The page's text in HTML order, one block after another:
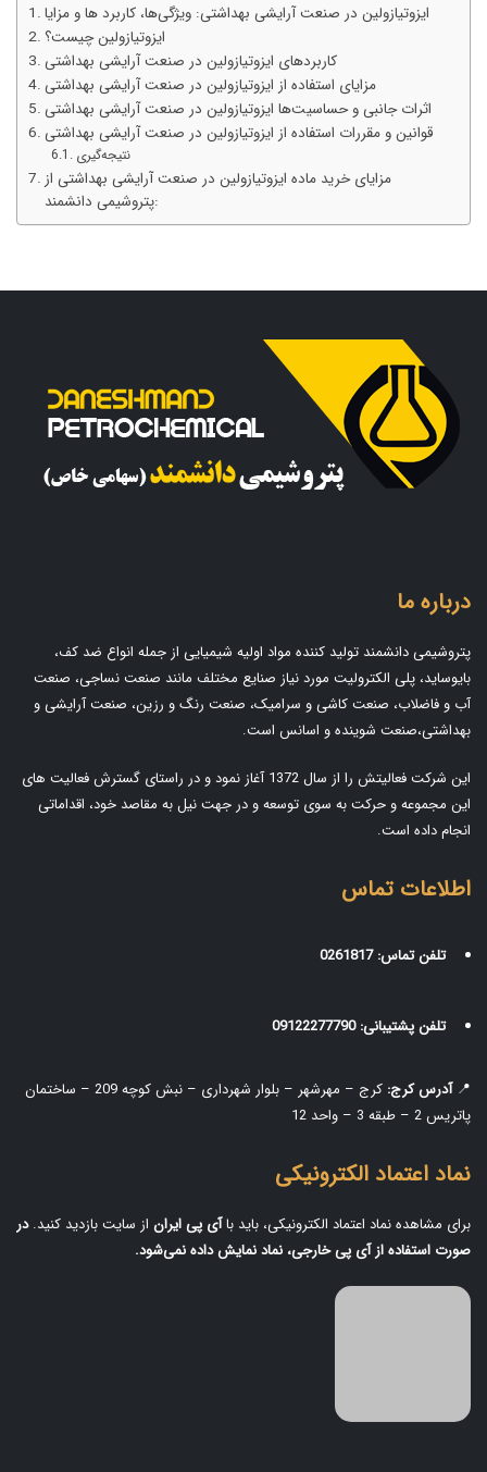
ایزوتیازولین در صنعت آرایشی بهداشتی: ویژگی‌ها، کاربرد ها و مزایا
ایزوتیازولین چیست؟
کاربردهای ایزوتیازولین در صنعت آرایشی بهداشتی
مزایای استفاده از ایزوتیازولین در صنعت آرایشی بهداشتی
اثرات جانبی و حساسیت‌ها ایزوتیازولین در صنعت آرایشی بهداشتی
قوانین و مقررات استفاده از ایزوتیازولین در صنعت آرایشی بهداشتی
نتیجه‌گیری
مزایای خرید ماده ایزوتیازولین در صنعت آرایشی بهداشتی از
پتروشیمی دانشمند:
درباره ما
پتروشیمی دانشمند تولید کننده مواد اولیه شیمیایی از جمله انواع ضد کف،
بایوساید، پلی الکترولیت مورد نیاز صنایع مختلف مانند صنعت نساجی، صنعت
آب و فاضلاب، صنعت کاشی و سرامیک، صنعت رنگ و رزین، صنعت آرایشی و
بهداشتی،صنعت شوینده و اسانس است.
این شرکت فعالیتش را از سال 1372 آغاز نمود و در راستای گسترش فعالیت های
این مجموعه و حرکت به سوی توسعه و در جهت نیل به مقاصد خود، اقداماتی
انجام داده است.
اطلاعات تماس
تلفن تماس: 0261817
تلفن پشتیبانی: 09122277790
📍آدرس کرج:
کرج – مهرشهر – بلوار شهرداری – نبش کوچه 209 – ساختمان
پاتریس 2 – طبقه 3 – واحد 12
نماد اعتماد الکترونیکی
برای مشاهده نماد اعتماد الکترونیکی، باید باآی‌ پی ایران از سایت بازدید کنید.در
صورت استفاده از آی‌ پی خارجی، نماد نمایش داده نمی‌شود.